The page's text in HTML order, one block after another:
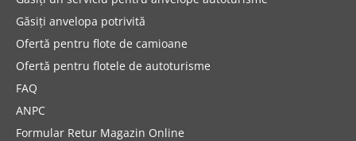
Găsiți anvelopa potrivită
Ofertă pentru flote de camioane
Ofertă pentru flotele de autoturisme
FAQ
ANPC
Formular Retur Magazin Online